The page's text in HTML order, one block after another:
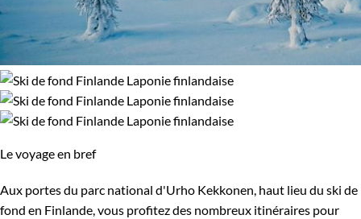
Le voyage en bref
Aux portes du parc national d'Urho Kekkonen, haut lieu du ski de
fond en Finlande, vous profitez des nombreux itinéraires pour